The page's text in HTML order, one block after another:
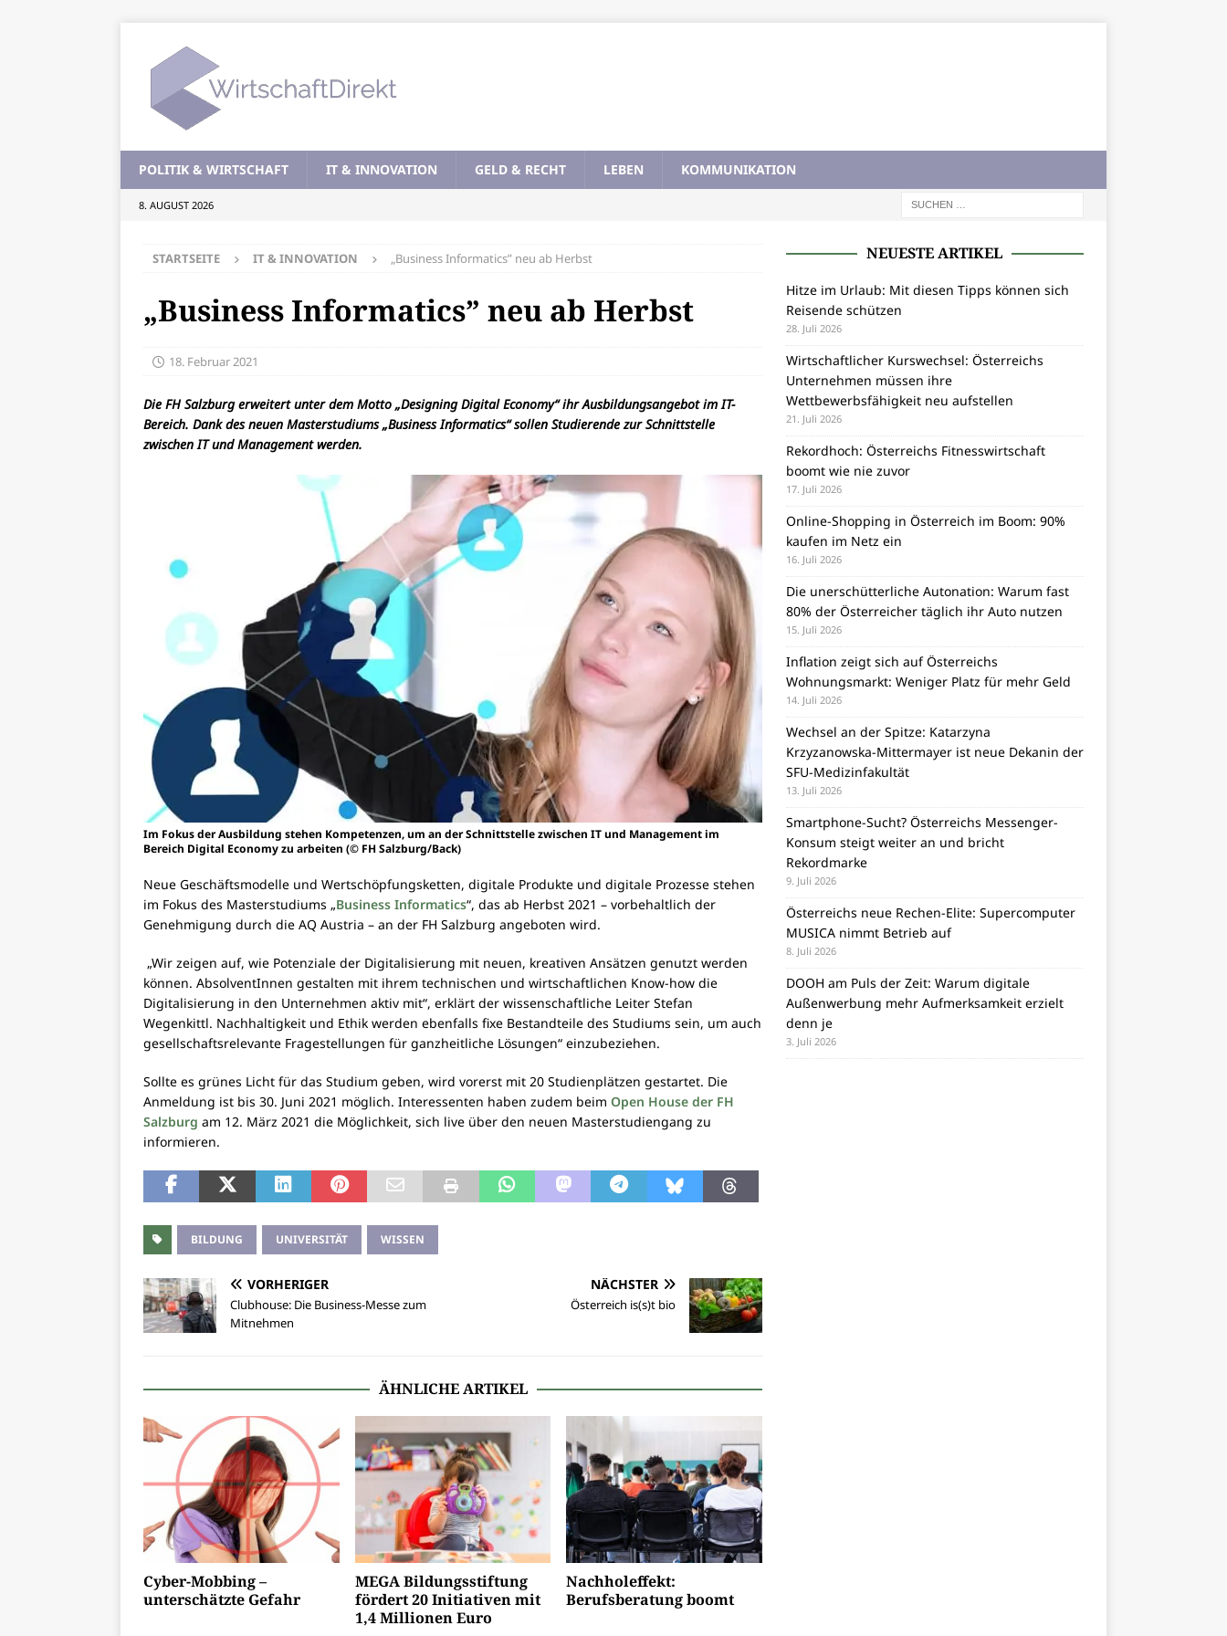
POLITIK & WIRTSCHAFT IT & INNOVATION GELD & RECHT LEBEN KOMMUNIKATION
8. AUGUST 2026
STARTSEITE IT & INNOVATION „Business Informatics” neu ab Herbst
„Business Informatics” neu ab Herbst
18. Februar 2021
Die FH Salzburg erweitert unter dem Motto „Designing Digital Economy“ ihr Ausbildungsangebot im IT-
Bereich. Dank des neuen Masterstudiums „Business Informatics“ sollen Studierende zur Schnittstelle
zwischen IT und Management werden.
Im Fokus der Ausbildung stehen Kompetenzen, um an der Schnittstelle zwischen IT und Management im
Bereich Digital Economy zu arbeiten (© FH Salzburg/Back)
Neue Geschäftsmodelle und Wertschöpfungsketten, digitale Produkte und digitale Prozesse stehen
im Fokus des Masterstudiums „Business Informatics“, das ab Herbst 2021 – vorbehaltlich der
Genehmigung durch die AQ Austria – an der FH Salzburg angeboten wird.
„Wir zeigen auf, wie Potenziale der Digitalisierung mit neuen, kreativen Ansätzen genutzt werden
können. AbsolventInnen gestalten mit ihrem technischen und wirtschaftlichen Know-how die
Digitalisierung in den Unternehmen aktiv mit“, erklärt der wissenschaftliche Leiter Stefan
Wegenkittl. Nachhaltigkeit und Ethik werden ebenfalls fixe Bestandteile des Studiums sein, um auch
gesellschaftsrelevante Fragestellungen für ganzheitliche Lösungen“ einzubeziehen.
Sollte es grünes Licht für das Studium geben, wird vorerst mit 20 Studienplätzen gestartet. Die
Anmeldung ist bis 30. Juni 2021 möglich. Interessenten haben zudem beim Open House der FH
Salzburg am 12. März 2021 die Möglichkeit, sich live über den neuen Masterstudiengang zu
informieren.
BILDUNG UNIVERSITÄT WISSEN
VORHERIGER
Clubhouse: Die Business-Messe zum
Mitnehmen
NÄCHSTER
Österreich is(s)t bio
ÄHNLICHE ARTIKEL
Cyber-Mobbing –
unterschätzte Gefahr
MEGA Bildungsstiftung
fördert 20 Initiativen mit
1,4 Millionen Euro
Nachholeffekt:
Berufsberatung boomt
NEUESTE ARTIKEL
Hitze im Urlaub: Mit diesen Tipps können sich
Reisende schützen
28. Juli 2026
Wirtschaftlicher Kurswechsel: Österreichs
Unternehmen müssen ihre
Wettbewerbsfähigkeit neu aufstellen
21. Juli 2026
Rekordhoch: Österreichs Fitnesswirtschaft
boomt wie nie zuvor
17. Juli 2026
Online-Shopping in Österreich im Boom: 90%
kaufen im Netz ein
16. Juli 2026
Die unerschütterliche Autonation: Warum fast
80% der Österreicher täglich ihr Auto nutzen
15. Juli 2026
Inflation zeigt sich auf Österreichs
Wohnungsmarkt: Weniger Platz für mehr Geld
14. Juli 2026
Wechsel an der Spitze: Katarzyna
Krzyzanowska-Mittermayer ist neue Dekanin der
SFU-Medizinfakultät
13. Juli 2026
Smartphone-Sucht? Österreichs Messenger-
Konsum steigt weiter an und bricht
Rekordmarke
9. Juli 2026
Österreichs neue Rechen-Elite: Supercomputer
MUSICA nimmt Betrieb auf
8. Juli 2026
DOOH am Puls der Zeit: Warum digitale
Außenwerbung mehr Aufmerksamkeit erzielt
denn je
3. Juli 2026